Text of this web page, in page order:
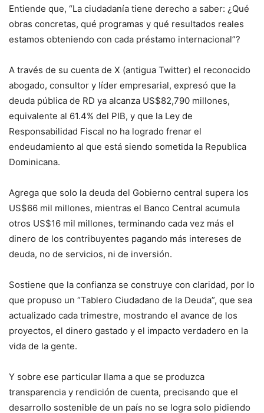
Entiende que, “La ciudadanía tiene derecho a saber: ¿Qué
obras concretas, qué programas y qué resultados reales
estamos obteniendo con cada préstamo internacional”?
A través de su cuenta de X (antigua Twitter) el reconocido
abogado, consultor y líder empresarial, expresó que la
deuda pública de RD ya alcanza US$82,790 millones,
equivalente al 61.4% del PIB, y que la Ley de
Responsabilidad Fiscal no ha logrado frenar el
endeudamiento al que está siendo sometida la Republica
Dominicana.
Agrega que solo la deuda del Gobierno central supera los
US$66 mil millones, mientras el Banco Central acumula
otros US$16 mil millones, terminando cada vez más el
dinero de los contribuyentes pagando más intereses de
deuda, no de servicios, ni de inversión.
Sostiene que la confianza se construye con claridad, por lo
que propuso un “Tablero Ciudadano de la Deuda”, que sea
actualizado cada trimestre, mostrando el avance de los
proyectos, el dinero gastado y el impacto verdadero en la
vida de la gente.
Y sobre ese particular llama a que se produzca
transparencia y rendición de cuenta, precisando que el
desarrollo sostenible de un país no se logra solo pidiendo